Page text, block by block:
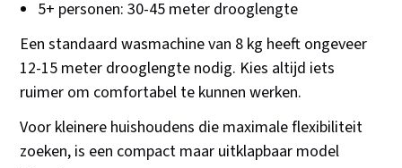
5+ personen: 30-45 meter drooglengte
Een standaard wasmachine van 8 kg heeft ongeveer
12-15 meter drooglengte nodig. Kies altijd iets
ruimer om comfortabel te kunnen werken.
Voor kleinere huishoudens die maximale flexibiliteit
zoeken, is een compact maar uitklapbaar model